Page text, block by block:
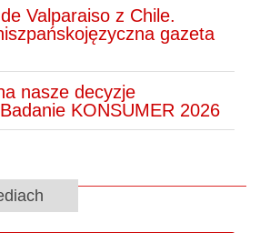
Valparaiso z Chile.
gazeta
nasze decyzje
KONSUMER 2026